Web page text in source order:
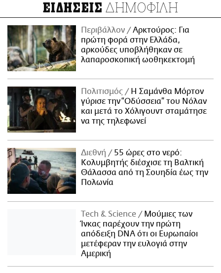
ΕΙΔΗΣΕΙΣ ΔΗΜΟΦΙΛΗ
Περιβάλλον
Αρκτούρος: Για
πρώτη φορά στην Ελλάδα,
αρκούδες υποβλήθηκαν σε
λαπαροσκοπική ωοθηκεκτομή
Πολιτισμός
Η Σαμάνθα Μόρτον
γύρισε την “Οδύσσεια” του Νόλαν
και μετά το Χόλιγουντ σταμάτησε
να της τηλεφωνεί
Διεθνή
55 ώρες στο νερό:
Κολυμβητής διέσχισε τη Βαλτική
Θάλασσα από τη Σουηδία έως την
Πολωνία
Τech & Science
Μούμιες των
Ίνκας παρέχουν την πρώτη
απόδειξη DNA ότι οι Ευρωπαίοι
μετέφεραν την ευλογιά στην
Αμερική